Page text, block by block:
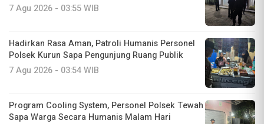
7 Agu 2026 - 03:55 WIB
Hadirkan Rasa Aman, Patroli Humanis Personel
Polsek Kurun Sapa Pengunjung Ruang Publik
7 Agu 2026 - 03:54 WIB
Program Cooling System, Personel Polsek Tewah
Sapa Warga Secara Humanis Malam Hari